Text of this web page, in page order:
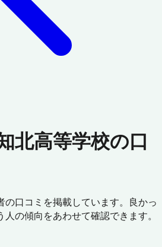
北高等学校の口
の口コミを掲載しています。良かっ
の傾向をあわせて確認できます。